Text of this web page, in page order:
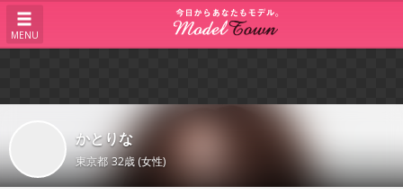
MENU
かとりな
東京都 32歳 (女性)